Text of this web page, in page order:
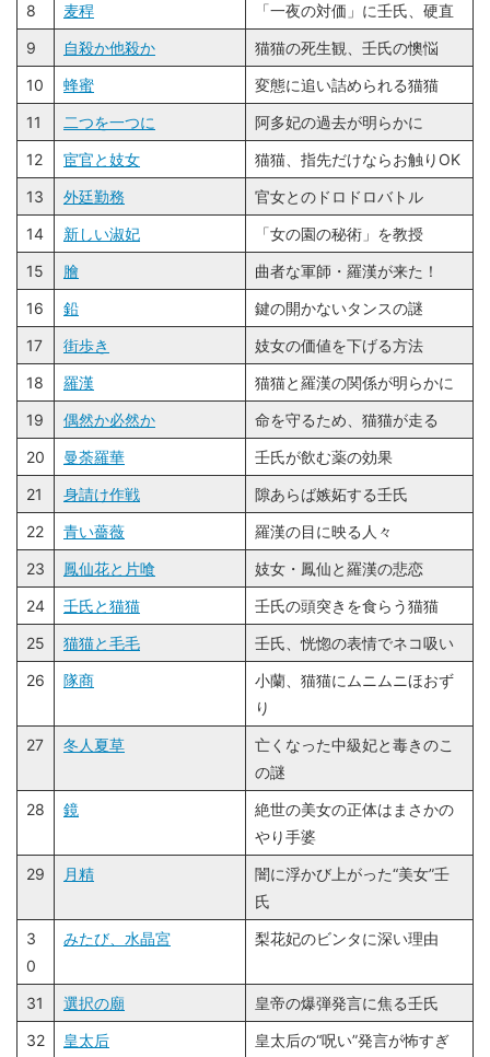
8
麦稈
「一夜の対価」に壬氏、硬直
9
自殺か他殺か
猫猫の死生観、壬氏の懊悩
10
蜂蜜
変態に追い詰められる猫猫
11
二つを一つに
阿多妃の過去が明らかに
12
宦官と妓女
猫猫、指先だけならお触りOK
13
外廷勤務
官女とのドロドロバトル
14
新しい淑妃
「女の園の秘術」を教授
15
膾
曲者な軍師・羅漢が来た！
16
鉛
鍵の開かないタンスの謎
17
街歩き
妓女の価値を下げる方法
18
羅漢
猫猫と羅漢の関係が明らかに
19
偶然か必然か
命を守るため、猫猫が走る
20
曼荼羅華
壬氏が飲む薬の効果
21
身請け作戦
隙あらば嫉妬する壬氏
22
青い薔薇
羅漢の目に映る人々
23
鳳仙花と片喰
妓女・鳳仙と羅漢の悲恋
24
壬氏と猫猫
壬氏の頭突きを食らう猫猫
25
猫猫と毛毛
壬氏、恍惚の表情でネコ吸い
26
隊商
小蘭、猫猫にムニムニほおず
り
27
冬人夏草
亡くなった中級妃と毒きのこ
の謎
28
鏡
絶世の美女の正体はまさかの
やり手婆
29
月精
闇に浮かび上がった“美女”壬
氏
3
0
みたび、水晶宮 梨花妃のビンタに深い理由
31 選択の廟
皇帝の爆弾発言に焦る壬氏
32
皇太后
皇太后の“呪い”発言が怖すぎ